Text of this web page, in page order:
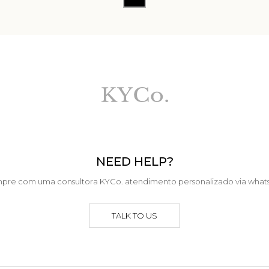
NEED HELP?
com uma consultora KYCo. atendimento personalizado via
TALK TO US